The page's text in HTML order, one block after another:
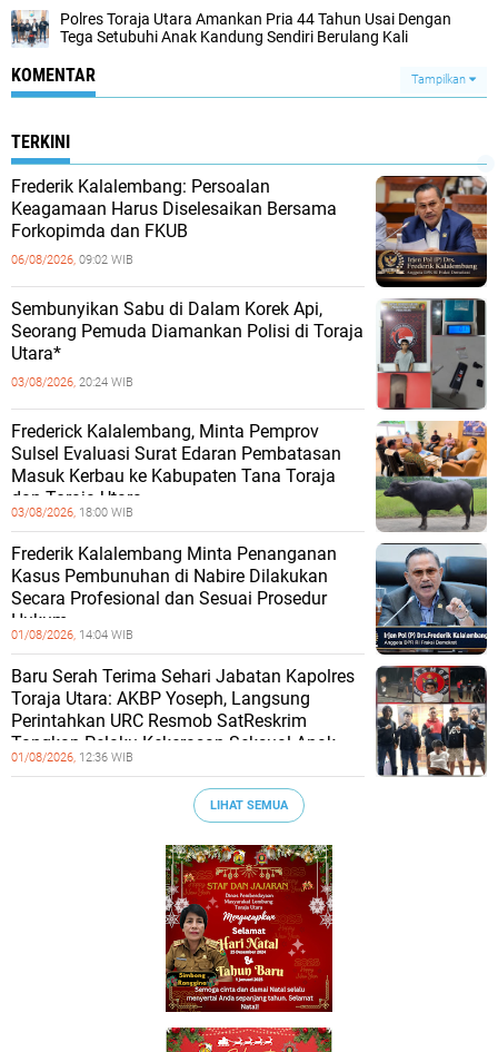
Polres Toraja Utara Amankan Pria 44 Tahun Usai Dengan
Tega Setubuhi Anak Kandung Sendiri Berulang Kali
KOMENTAR Tampilkan
TERKINI
Frederik Kalalembang: Persoalan
Keagamaan Harus Diselesaikan Bersama
Forkopimda dan FKUB
06/08/2026, 09:02 WIB
Sembunyikan Sabu di Dalam Korek Api,
Seorang Pemuda Diamankan Polisi di Toraja
Utara*
03/08/2026, 20:24 WIB
Frederick Kalalembang, Minta Pemprov
Sulsel Evaluasi Surat Edaran Pembatasan
Masuk Kerbau ke Kabupaten Tana Toraja
dan Toraja Utara
03/08/2026, 18:00 WIB
Frederik Kalalembang Minta Penanganan
Kasus Pembunuhan di Nabire Dilakukan
Secara Profesional dan Sesuai Prosedur
Hukum
01/08/2026, 14:04 WIB
Baru Serah Terima Sehari Jabatan Kapolres
Toraja Utara: AKBP Yoseph, Langsung
Perintahkan URC Resmob SatReskrim
Tangkap Pelaku Kekerasan Seksual Anak
01/08/2026, 12:36 WIB
LIHAT SEMUA